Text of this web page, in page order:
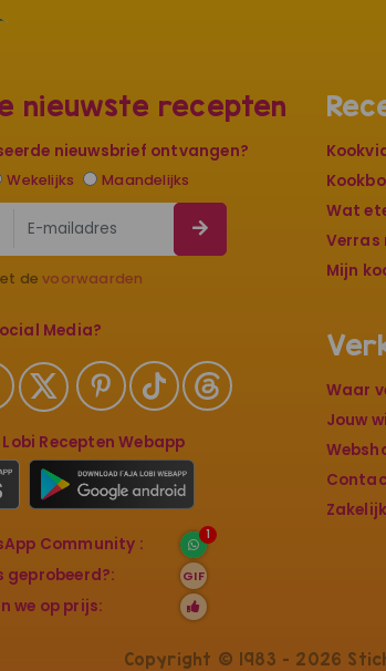
nieuwste recepten
nieuwsbrief ontvangen?
Wekelijks Maandelijks
devoorwaarden
Media?
Recepten Webapp
Wat
Verras
Mijn
Waar
Jouw
Zakelijk
Community : 1
geprobeerd?: GIF
we op prijs:
Copyright © 1983 - 2026